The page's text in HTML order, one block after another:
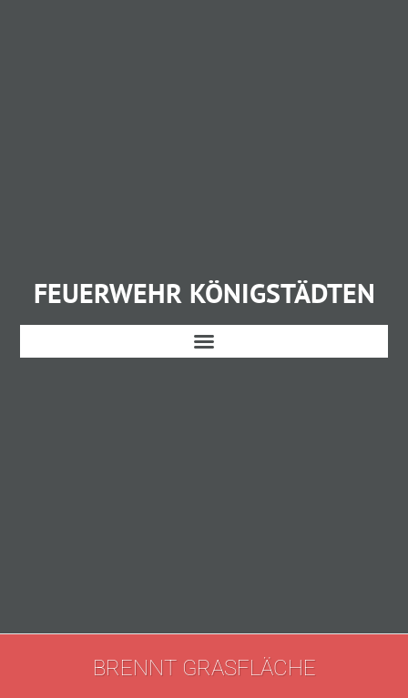
FEUERWEHR KÖNIGSTÄDTEN
BRENNT GRASFLÄCHE